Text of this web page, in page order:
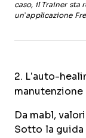
caso, il Trainer sta
un’applicazione
2. L’auto-
Da mabl,
Sotto la